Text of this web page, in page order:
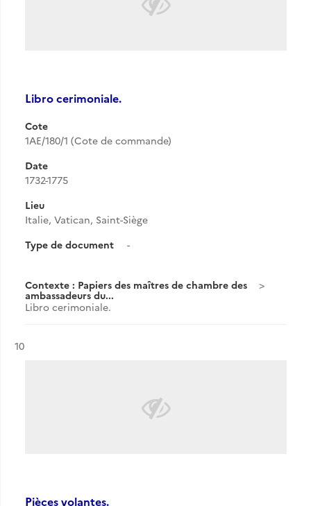
Libro cerimoniale.
Cote
1AE/180/1 (Cote de commande)
Date
1732-1775
Lieu
Italie, Vatican, Saint-Siège
Type de document
-
Contexte : Papiers des maîtres de chambre des
ambassadeurs du...
Libro cerimoniale.
Résultat n°
10
Pièces volantes.